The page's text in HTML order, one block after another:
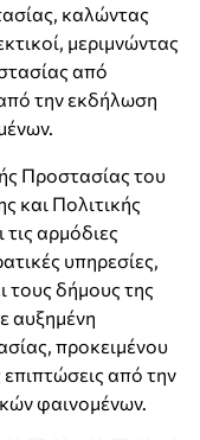
καλώντας
μεριμνώντας
από
την εκδήλωση
Προστασίας του
και Πολιτικής
αρμόδιες
υπηρεσίες,
τους δήμους της
αυξημένη
προκειμένου
από την
φαινομένων.